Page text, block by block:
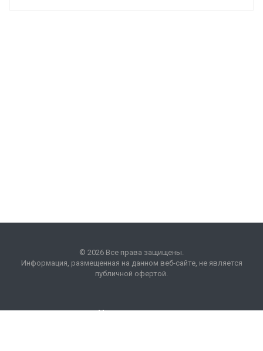
© 2026 Все права защищены.
Информация, размещенная на данном веб-сайте, не является
публичной офертой.
Наши контакты